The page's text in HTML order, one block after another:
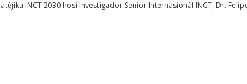
INCT 2030 hosi Investigador Senior Internasionál INCT, Dr.